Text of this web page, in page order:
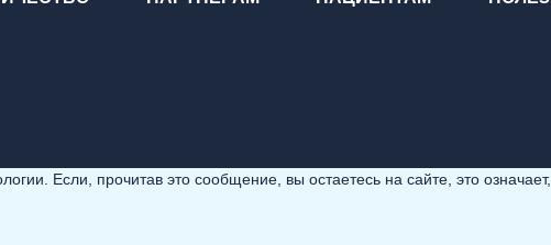
Если, прочитав это сообщение, вы остаетесь на сайте, это